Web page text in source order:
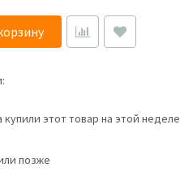
купили этот товар на этой неделе
позже